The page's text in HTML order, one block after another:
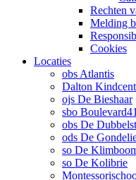
Rechten
Melding
Cookies
Locaties
obs Atlantis
Dalton
ojs De Bieshaar
sbo
obs De
ods De
so De
so De Kolibrie